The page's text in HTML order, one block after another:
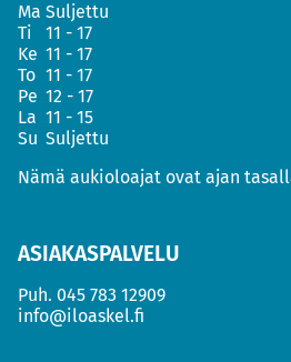
Ma Suljettu
Ti
11 - 17
Ke 11 - 17
To 11 - 17
Pe 12 - 17
La 11 - 15
Su Suljettu
Nämä aukioloajat ovat ajan
ASIAKASPALVELU
Puh. 045 783 12909
info@iloaskel.fi